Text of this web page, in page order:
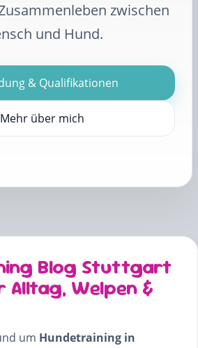
zwischen
und Hund.
& Qualifikationen
Mehr über mich
Blog Stuttgart
Welpen &
um Hundetraining in